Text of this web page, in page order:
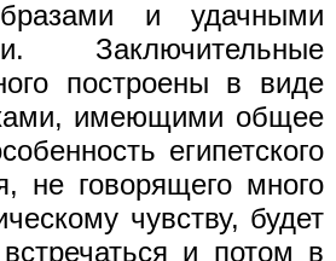
и удачными
Заключительные
построены в виде
имеющими общее
египетского
не говорящего много
чувству, будет
и потом в